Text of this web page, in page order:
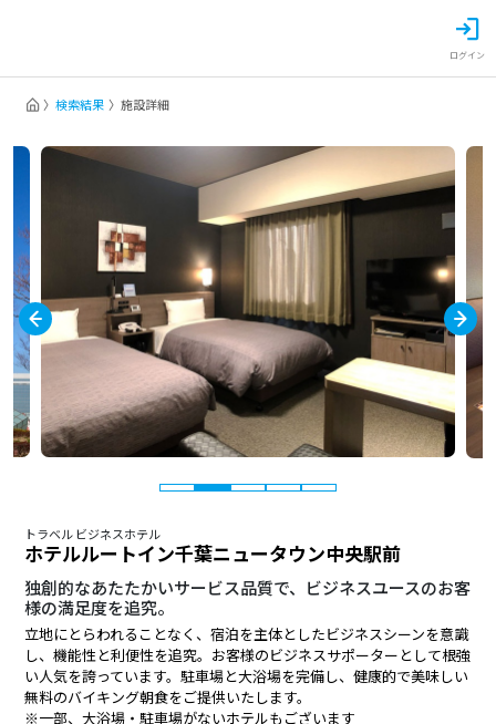
ログイン
検索結果 施設詳細
トラベル ビジネスホテル
ホテルルートイン千葉ニュータウン中央駅前
独創的なあたたかいサービス品質で、ビジネスユースのお客
様の満足度を追究。
立地にとらわれることなく、宿泊を主体としたビジネスシーンを意識
し、機能性と利便性を追究。お客様のビジネスサポーターとして根強
い人気を誇っています。駐車場と大浴場を完備し、健康的で美味しい
無料のバイキング朝食をご提供いたします。
※一部、大浴場・駐車場がないホテルもございます